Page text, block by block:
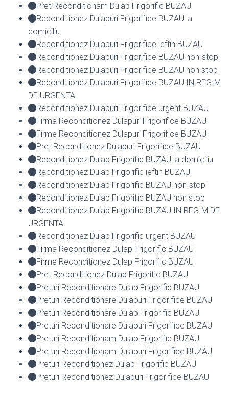
Pret Reconditionam Dulap Frigorific BUZAU
Reconditionez Dulapuri Frigorifice BUZAU la
domiciliu
Reconditionez Dulapuri Frigorifice ieftin BUZAU
Reconditionez Dulapuri Frigorifice BUZAU non-stop
Reconditionez Dulapuri Frigorifice BUZAU non stop
Reconditionez Dulapuri Frigorifice BUZAU IN REGIM
DE URGENTA
Reconditionez Dulapuri Frigorifice urgent BUZAU
Firma Reconditionez Dulapuri Frigorifice BUZAU
Firme Reconditionez Dulapuri Frigorifice BUZAU
Pret Reconditionez Dulapuri Frigorifice BUZAU
Reconditionez Dulap Frigorific BUZAU la domiciliu
Reconditionez Dulap Frigorific ieftin BUZAU
Reconditionez Dulap Frigorific BUZAU non-stop
Reconditionez Dulap Frigorific BUZAU non stop
Reconditionez Dulap Frigorific BUZAU IN REGIM DE
URGENTA
Reconditionez Dulap Frigorific urgent BUZAU
Firma Reconditionez Dulap Frigorific BUZAU
Firme Reconditionez Dulap Frigorific BUZAU
Pret Reconditionez Dulap Frigorific BUZAU
Preturi Reconditionare Dulap Frigorific BUZAU
Preturi Reconditionare Dulapuri Frigorifice BUZAU
Preturi Reconditionare Dulap Frigorific BUZAU
Preturi Reconditionare Dulapuri Frigorifice BUZAU
Preturi Reconditionam Dulap Frigorific BUZAU
Preturi Reconditionam Dulapuri Frigorifice BUZAU
Preturi Reconditionez Dulap Frigorific BUZAU
Preturi Reconditionez Dulapuri Frigorifice BUZAU